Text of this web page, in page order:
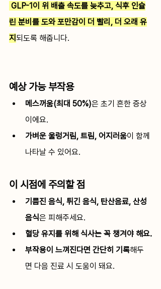
GLP-1이 위 배출 속도를 늦추고, 식후 인슐
린 분비를 도와 포만감이 더 빨리, 더 오래 유
지 되도록 해줍니다.
예상 가능 부작용
메스꺼움(최대 50%)은 초기 흔한 증상
이에요.
가벼운 울렁거림, 트림, 어지러움이 함께
나타날 수 있어요.
이 시점에 주의할 점
기름진 음식, 튀긴 음식, 탄산음료, 산성
음식은 피해주세요.
혈당 유지를 위해 식사는 꼭 챙겨야 해요.
부작용이 느껴진다면 간단히 기록해두
면 다음 진료 시 도움이 돼요.